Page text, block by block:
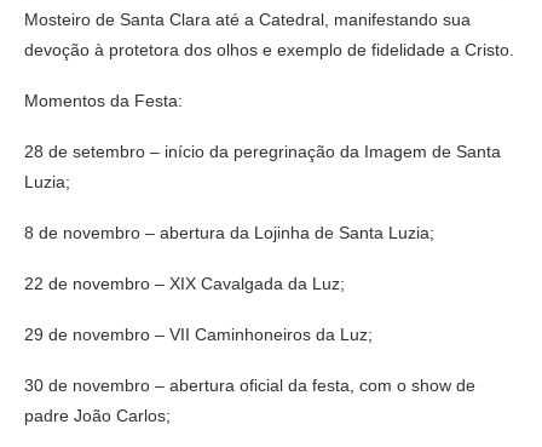
Mosteiro de Santa Clara até a Catedral, manifestando sua
devoção à protetora dos olhos e exemplo de fidelidade a Cristo.
Momentos da Festa:
28 de setembro – início da peregrinação da Imagem de Santa
Luzia;
8 de novembro – abertura da Lojinha de Santa Luzia;
22 de novembro – XIX Cavalgada da Luz;
29 de novembro – VII Caminhoneiros da Luz;
30 de novembro – abertura oficial da festa, com o show de
padre João Carlos;